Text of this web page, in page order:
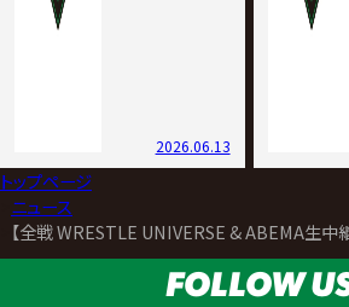
2026.06.13
トップページ
ニュース
【全戦 WRESTLE UNIVERSE & ABEMA生中
FOLLOW